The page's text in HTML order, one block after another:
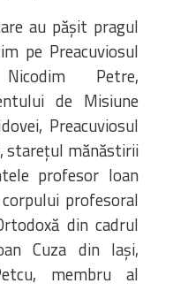
au pășit pragul
pe Preacuviosul
Petre,
de Misiune
Preacuviosul
starețul mănăstirii
profesor Ioan
profesoral
din cadrul
Cuza din Iași,
membru al